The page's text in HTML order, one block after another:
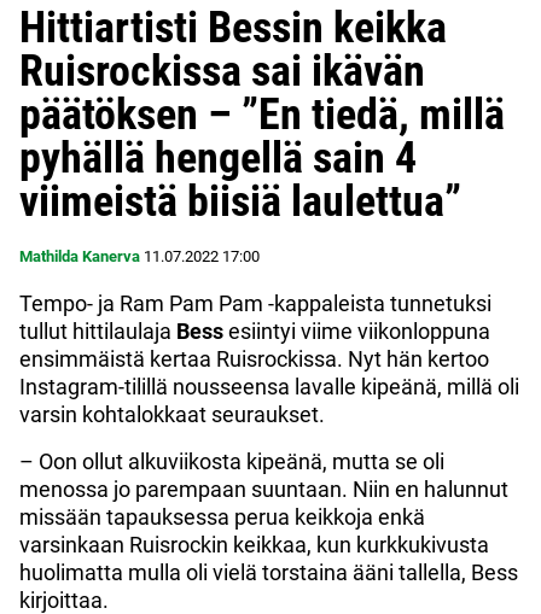
Hittiartisti Bessin keikka
Ruisrockissa sai ikävän
päätöksen – ”En tiedä, millä
pyhällä hengellä sain 4
viimeistä biisiä laulettua”
Mathilda Kanerva 11.07.2022 17:00
Tempo- ja Ram Pam Pam -kappaleista tunnetuksi
tullut hittilaulaja Bessesiintyi viime viikonloppuna
ensimmäistä kertaa Ruisrockissa. Nyt hän kertoo
Instagram-tilillä nousseensa lavalle kipeänä, millä oli
varsin kohtalokkaat seuraukset.
– Oon ollut alkuviikosta kipeänä, mutta se oli
menossa jo parempaan suuntaan. Niin en halunnut
missään tapauksessa perua keikkoja enkä
varsinkaan Ruisrockin keikkaa, kun kurkkukivusta
huolimatta mulla oli vielä torstaina ääni tallella, Bess
kirjoittaa.